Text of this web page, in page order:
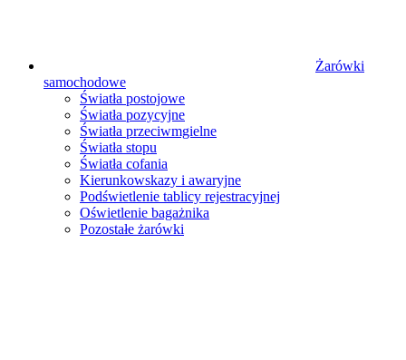
Żarówki
samochodowe
Światła postojowe
Światła pozycyjne
Światła przeciwmgielne
Światła stopu
Światła cofania
Kierunkowskazy i awaryjne
Podświetlenie tablicy rejestracyjnej
Oświetlenie bagażnika
Pozostałe żarówki